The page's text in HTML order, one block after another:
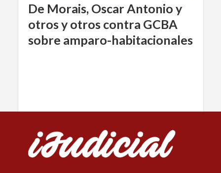
De Morais, Oscar Antonio y
otros y otros contra GCBA
sobre amparo-habitacionales